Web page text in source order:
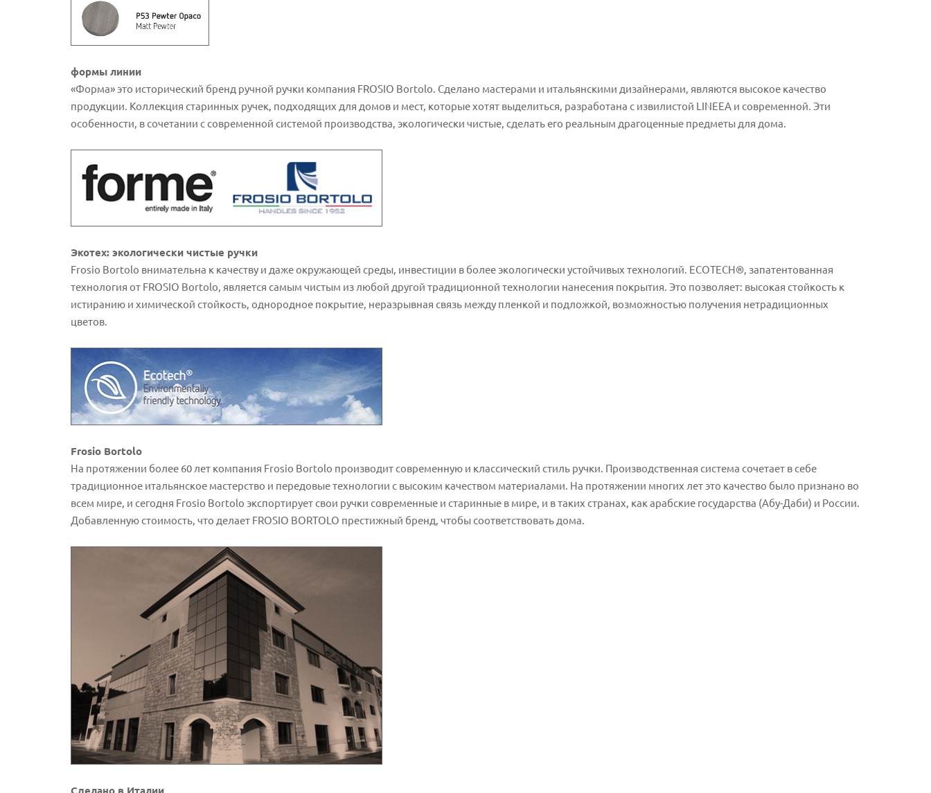
формы линии
«Форма» это исторический бренд ручной ручки компания FROSIO Bortolo. Сделано мастерами и итальянскими дизайнерами, являются высокое качество
продукции. Коллекция старинных ручек, подходящих для домов и мест, которые хотят выделиться, разработана с извилистой LINEEA и современной. Эти
особенности, в сочетании с современной системой производства, экологически чистые, сделать его реальным драгоценные предметы для дома.
Экотех: экологически чистые ручки
Frosio Bortolo внимательна к качеству и даже окружающей среды, инвестиции в более экологически устойчивых технологий. ECOTECH®, запатентованная
технология от FROSIO Bortolo, является самым чистым из любой другой традиционной технологии нанесения покрытия. Это позволяет: высокая стойкость к
истиранию и химической стойкость, однородное покрытие, неразрывная связь между пленкой и подложкой, возможностью получения нетрадиционных
цветов.
Frosio Bortolo
На протяжении более 60 лет компания Frosio Bortolo производит современную и классический стиль ручки. Производственная система сочетает в себе
традиционное итальянское мастерство и передовые технологии с высоким качеством материалами. На протяжении многих лет это качество было признано во
всем мире, и сегодня Frosio Bortolo экспортирует свои ручки современные и старинные в мире, и в таких странах, как арабские государства (Абу-Даби) и России.
Добавленную стоимость, что делает FROSIO BORTOLO престижный бренд, чтобы соответствовать дома.
Сделано в Италии